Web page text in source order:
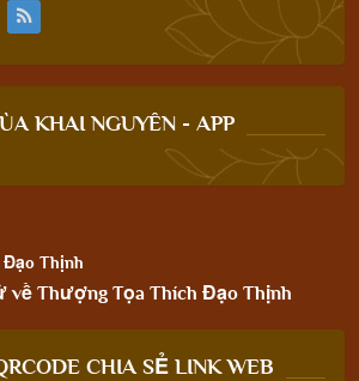
KHAI NGUYÊN - APP
Thịnh
về Thượng Tọa Thích Đạo Thịnh
CHIA SẺ LINK WEB